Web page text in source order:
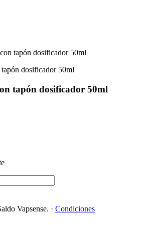
tapón dosificador 50ml
tapón dosificador 50ml
Vapsense. · Condiciones